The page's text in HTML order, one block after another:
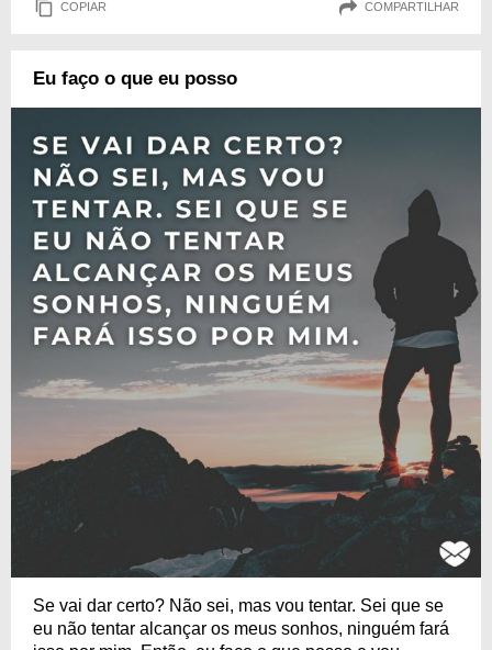
COPIAR COMPARTILHAR
Eu faço o que eu posso
Se vai dar certo? Não sei, mas vou tentar. Sei que se
eu não tentar alcançar os meus sonhos, ninguém fará